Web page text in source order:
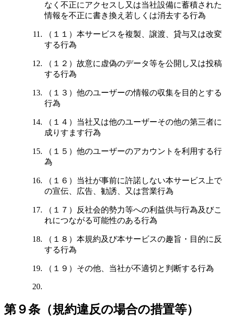
なく不正にアクセスし又は当社設備に蓄積された
情報を不正に書き換え若しくは消去する行為
（１１）本サービスを複製、譲渡、貸与又は改変
する行為
（１２）故意に虚偽のデータ等を公開し又は投稿
する行為
（１３）他のユーザーの情報の収集を目的とする
行為
（１４）当社又は他のユーザーその他の第三者に
成りすます行為
（１５）他のユーザーのアカウントを利用する行
為
（１６）当社が事前に許諾しない本サービス上で
の宣伝、広告、勧誘、又は営業行為
（１７）反社会的勢力等への利益供与行為及びこ
れにつながる可能性のある行為
（１８）本規約及び本サービスの趣旨・目的に反
する行為
（１９）その他、当社が不適切と判断する行為
第９条（規約違反の場合の措置等）